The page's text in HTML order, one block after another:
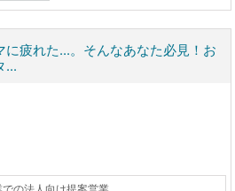
疲れた...。そんなあなた必見！お
...